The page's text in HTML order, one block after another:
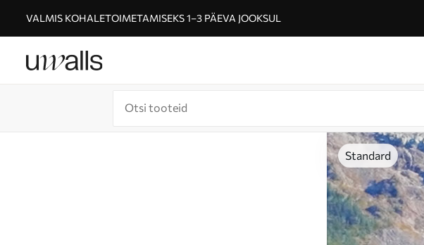
VALMIS KOHALETOIMETAMISEKS 1–3 PÄEVA JOOKSUL
Standard